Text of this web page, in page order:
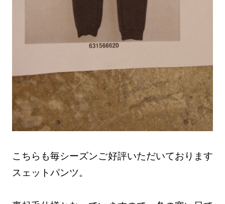
こちらも毎シーズンご好評いただいております
スェットパンツ。